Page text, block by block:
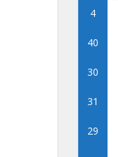
4
40
30
31
29